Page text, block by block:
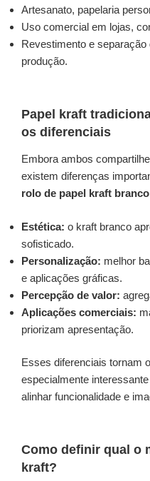
Artesanato, papelaria
Uso comercial em lojas,
Revestimento e
produção.
Papel kraft
os diferenciais
Embora ambos
existem diferenças
rolo de papel kraft branco
Estética: o kraft branco
sofisticado.
Personalização: melhor
e aplicações gráficas.
Percepção de valor:
Aplicações comerciais:
priorizam apresentação.
Esses diferenciais tornam
especialmente
alinhar funcionalidade e
Como definir qual o
kraft?